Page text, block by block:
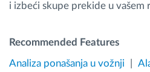
i izbeći skupe prekide u vašem
Recommended Features
Analiza ponašanja u vožnji